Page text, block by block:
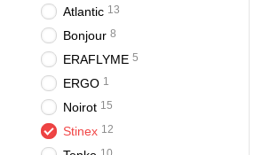
Atlantic 13
Bonjour 8
ERAFLYME 5
ERGO 1
Noirot 15
Stinex 12